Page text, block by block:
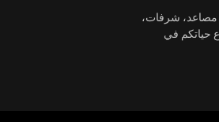
مصاعد، شرفات،
حياتكم في